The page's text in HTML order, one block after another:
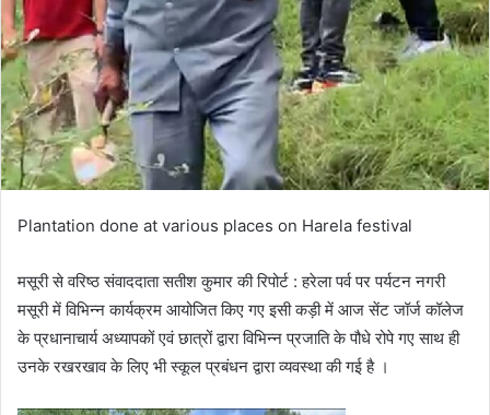
Plantation done at various places on Harela festival
मसूरी से वरिष्ठ संवाददाता सतीश कुमार की रिपोर्ट : हरेला पर्व पर पर्यटन नगरी
मसूरी में विभिन्न कार्यक्रम आयोजित किए गए इसी कड़ी में आज सेंट जॉर्ज कॉलेज
के प्रधानाचार्य अध्यापकों एवं छात्रों द्वारा विभिन्न प्रजाति के पौधे रोपे गए साथ ही
उनके रखरखाव के लिए भी स्कूल प्रबंधन द्वारा व्यवस्था की गई है ।